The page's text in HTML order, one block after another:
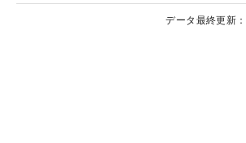
データ最終更新：